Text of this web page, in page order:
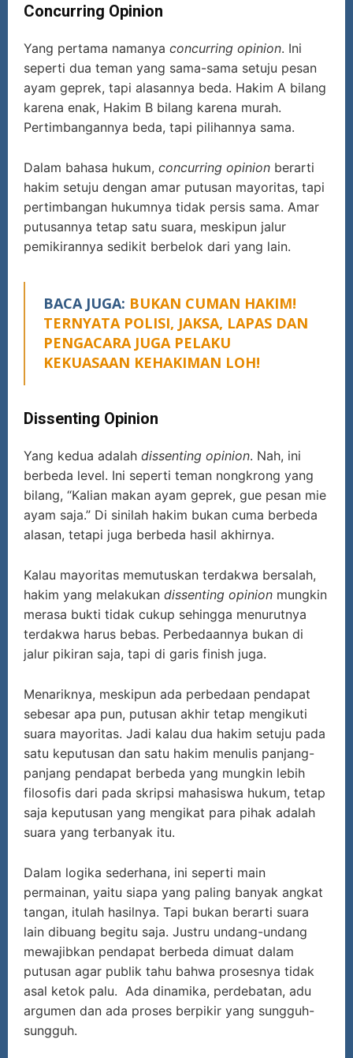
Concurring Opinion
Yang pertama namanya concurring opinion. Ini
seperti dua teman yang sama-sama setuju pesan
ayam geprek, tapi alasannya beda. Hakim A bilang
karena enak, Hakim B bilang karena murah.
Pertimbangannya beda, tapi pilihannya sama.
Dalam bahasa hukum, concurring opinion berarti
hakim setuju dengan amar putusan mayoritas, tapi
pertimbangan hukumnya tidak persis sama. Amar
putusannya tetap satu suara, meskipun jalur
pemikirannya sedikit berbelok dari yang lain.
BACA JUGA: BUKAN CUMAN HAKIM!
TERNYATA POLISI, JAKSA, LAPAS DAN
PENGACARA JUGA PELAKU
KEKUASAAN KEHAKIMAN LOH!
Dissenting Opinion
Yang kedua adalah dissenting opinion. Nah, ini
berbeda level. Ini seperti teman nongkrong yang
bilang, “Kalian makan ayam geprek, gue pesan mie
ayam saja.” Di sinilah hakim bukan cuma berbeda
alasan, tetapi juga berbeda hasil akhirnya.
Kalau mayoritas memutuskan terdakwa bersalah,
hakim yang melakukan dissenting opinion mungkin
merasa bukti tidak cukup sehingga menurutnya
terdakwa harus bebas. Perbedaannya bukan di
jalur pikiran saja, tapi di garis finish juga.
Menariknya, meskipun ada perbedaan pendapat
sebesar apa pun, putusan akhir tetap mengikuti
suara mayoritas. Jadi kalau dua hakim setuju pada
satu keputusan dan satu hakim menulis panjang-
panjang pendapat berbeda yang mungkin lebih
filosofis dari pada skripsi mahasiswa hukum, tetap
saja keputusan yang mengikat para pihak adalah
suara yang terbanyak itu.
Dalam logika sederhana, ini seperti main
permainan, yaitu siapa yang paling banyak angkat
tangan, itulah hasilnya. Tapi bukan berarti suara
lain dibuang begitu saja. Justru undang-undang
mewajibkan pendapat berbeda dimuat dalam
putusan agar publik tahu bahwa prosesnya tidak
asal ketok palu. Ada dinamika, perdebatan, adu
argumen dan ada proses berpikir yang sungguh-
sungguh.